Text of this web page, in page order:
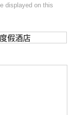
displayed on this